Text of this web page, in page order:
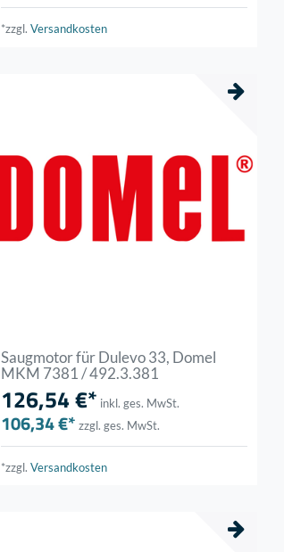
*zzgl. Versandkosten
Saugmotor für Dulevo 33, Domel
MKM 7381 / 492.3.381
126,54 €* inkl. ges. MwSt.
106,34 €* zzgl. ges. MwSt.
*zzgl. Versandkosten